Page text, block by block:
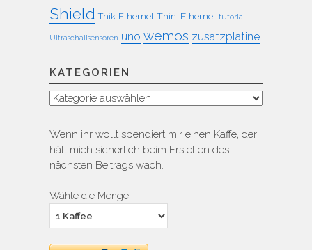
Shield Thik-Ethernet Thin-Ethernet tutorial
Ultraschallsensoren uno wemos zusatzplatine
KATEGORIEN
Kategorien
Wenn ihr wollt spendiert mir einen Kaffe, der
hält mich sicherlich beim Erstellen des
nächsten Beitrags wach.
Wähle die Menge